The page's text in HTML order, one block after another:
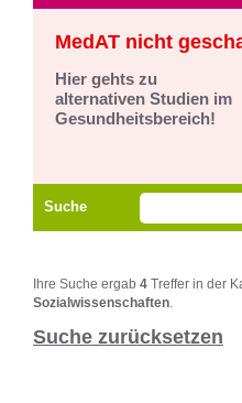
MedAT nicht
Hier gehts zu
alternativen Studien im
Gesundheitsbereich!
Suche
Ihre Suche ergab 4 Treffer in der
Sozialwissenschaften
Suche zurücksetzen